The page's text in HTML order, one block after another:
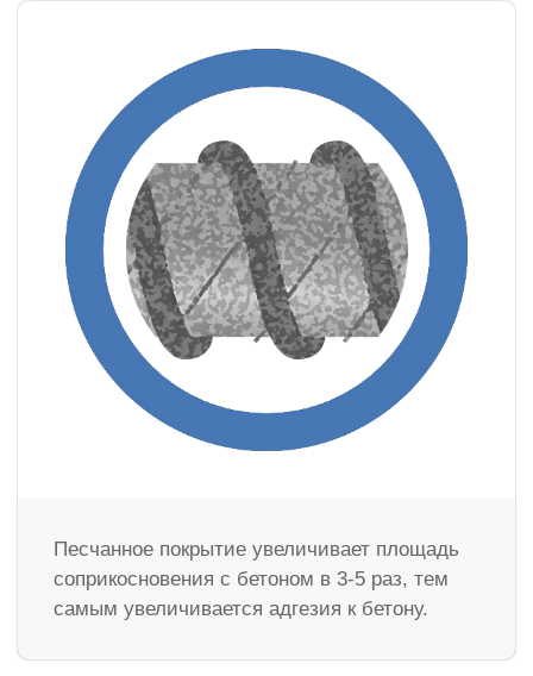
Песчанное покрытие увеличивает площадь
соприкосновения с бетоном в 3-5 раз, тем
самым увеличивается адгезия к бетону.